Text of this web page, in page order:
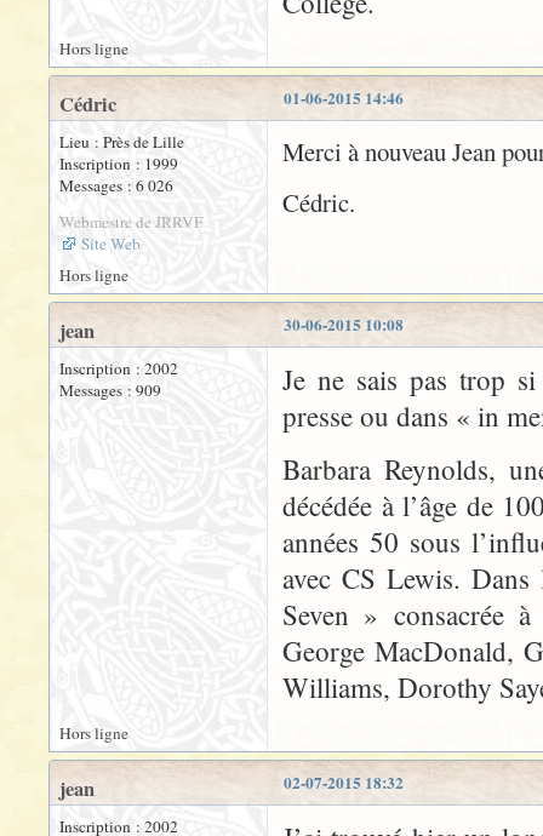
Hors ligne
01-06-2015 14:46
Cédric
Lieu : Près de Lille
Inscription : 1999
Messages : 6 026
Webmestre de JRRVF
Site Web
Merci à nouveau Jean
Cédric.
Hors ligne
30-06-2015 10:08
jean
Inscription : 2002
Messages : 909
Je ne sais pas trop
presse ou dans « in
Barbara Reynolds,
décédée à l’âge de
années 50 sous
avec CS Lewis.
Seven » consacrée
George MacDonald,
Williams, Dorothy
Hors ligne
02-07-2015 18:32
jean
Inscription : 2002